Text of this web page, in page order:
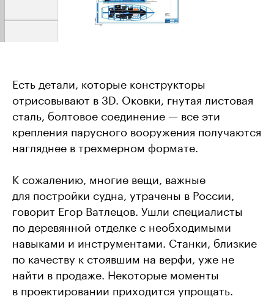
Есть детали, которые конструкторы
отрисовывают в 3D. Оковки, гнутая листовая
сталь, болтовое соединение — все эти
крепления парусного вооружения получаются
нагляднее в трехмерном формате.
К сожалению, многие вещи, важные
для постройки судна, утрачены в России,
говорит Егор Ватлецов. Ушли специалисты
по деревянной отделке с необходимыми
навыками и инструментами. Станки, близкие
по качеству к стоявшим на верфи, уже не
найти в продаже. Некоторые моменты
в проектировании приходится упрощать.